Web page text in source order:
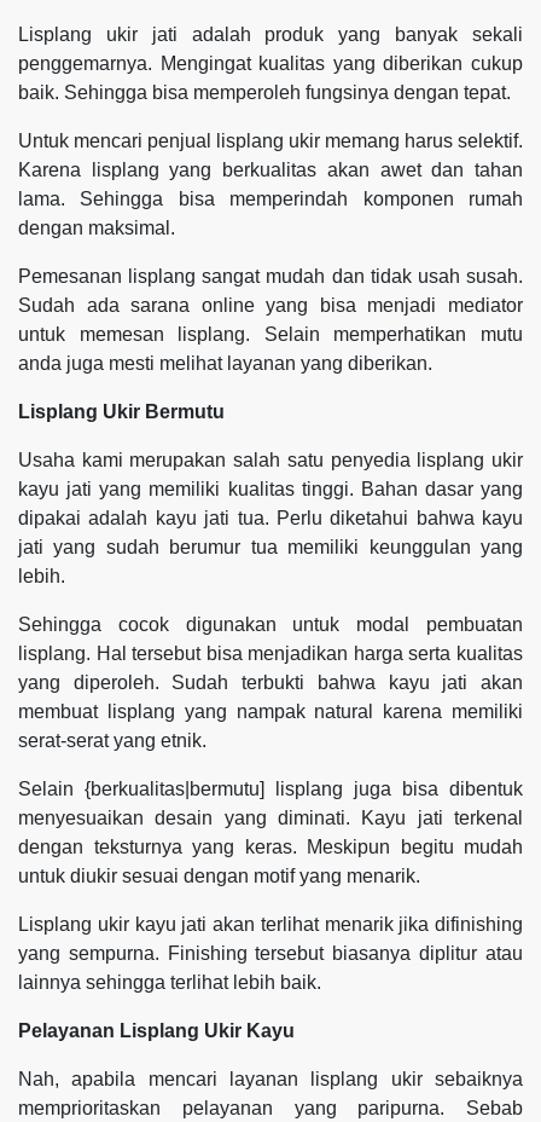
Lisplang ukir jati adalah produk yang banyak sekali
penggemarnya. Mengingat kualitas yang diberikan cukup
baik. Sehingga bisa memperoleh fungsinya dengan tepat.
Untuk mencari penjual lisplang ukir memang harus selektif.
Karena lisplang yang berkualitas akan awet dan tahan
lama. Sehingga bisa memperindah komponen rumah
dengan maksimal.
Pemesanan lisplang sangat mudah dan tidak usah susah.
Sudah ada sarana online yang bisa menjadi mediator
untuk memesan lisplang. Selain memperhatikan mutu
anda juga mesti melihat layanan yang diberikan.
Lisplang Ukir Bermutu
Usaha kami merupakan salah satu penyedia lisplang ukir
kayu jati yang memiliki kualitas tinggi. Bahan dasar yang
dipakai adalah kayu jati tua. Perlu diketahui bahwa kayu
jati yang sudah berumur tua memiliki keunggulan yang
lebih.
Sehingga cocok digunakan untuk modal pembuatan
lisplang. Hal tersebut bisa menjadikan harga serta kualitas
yang diperoleh. Sudah terbukti bahwa kayu jati akan
membuat lisplang yang nampak natural karena memiliki
serat-serat yang etnik.
Selain {berkualitas|bermutu] lisplang juga bisa dibentuk
menyesuaikan desain yang diminati. Kayu jati terkenal
dengan teksturnya yang keras. Meskipun begitu mudah
untuk diukir sesuai dengan motif yang menarik.
Lisplang ukir kayu jati akan terlihat menarik jika difinishing
yang sempurna. Finishing tersebut biasanya diplitur atau
lainnya sehingga terlihat lebih baik.
Pelayanan Lisplang Ukir Kayu
Nah, apabila mencari layanan lisplang ukir sebaiknya
memprioritaskan pelayanan yang paripurna. Sebab